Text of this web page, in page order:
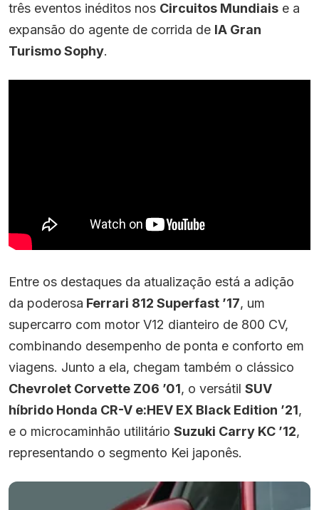
três eventos inéditos nos Circuitos Mundiais e a
expansão do agente de corrida de IA Gran
Turismo Sophy.
Entre os destaques da atualização está a adição
da poderosa Ferrari 812 Superfast ’17, um
supercarro com motor V12 dianteiro de 800 CV,
combinando desempenho de ponta e conforto em
viagens. Junto a ela, chegam também o clássico
Chevrolet Corvette Z06 ’01, o versátil SUV
híbrido Honda CR-V e:HEV EX Black Edition ’21,
e o microcaminhão utilitário Suzuki Carry KC ’12,
representando o segmento Kei japonês.